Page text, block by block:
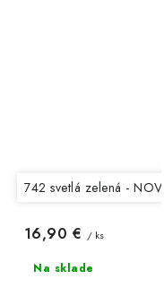
302 svetlá modrá tweed -
742 svetlá zelená -
Na sklade
16,90 € / ks